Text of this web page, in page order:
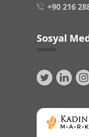
+90 216
Sosyal